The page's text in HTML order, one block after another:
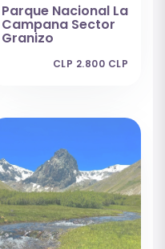
Parque Nacional La
Campana Sector
Granizo
CLP 2.800 CLP